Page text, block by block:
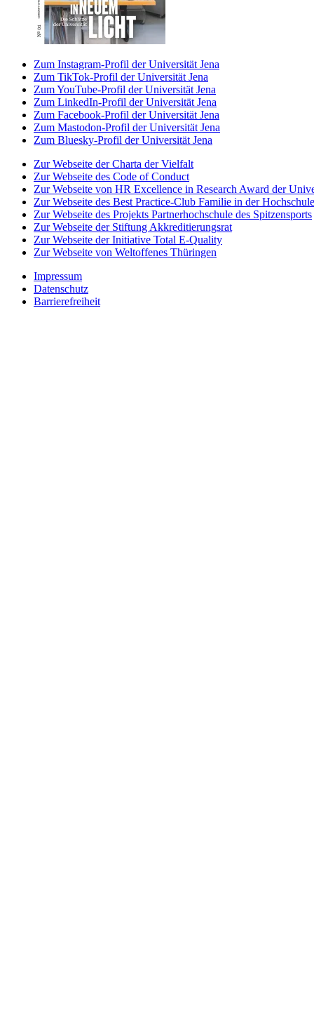
Zum Instagram-Profil der Universität Jena
Zum TikTok-Profil der Universität Jena
Zum YouTube-Profil der Universität Jena
Zum LinkedIn-Profil der Universität Jena
Zum Facebook-Profil der Universität Jena
Zum Mastodon-Profil der Universität Jena
Zum Bluesky-Profil der Universität Jena
Zur Webseite der Charta der Vielfalt
Zur Webseite des Code of Conduct
Zur Webseite von HR Excellence in Research Award der
Zur Webseite des Best Practice-Club Familie in der Hochschule
Zur Webseite des Projekts Partnerhochschule des Spitzensports
Zur Webseite der Stiftung Akkreditierungsrat
Zur Webseite der Initiative Total E-Quality
Zur Webseite von Weltoffenes Thüringen
Impressum
Datenschutz
Barrierefreiheit